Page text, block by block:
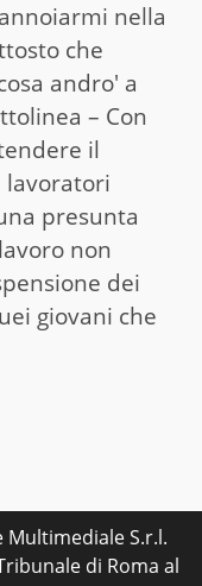
nella
che
andro' a
– Con
il
presunta
non
dei
giovani che
S.r.l.
di Roma al